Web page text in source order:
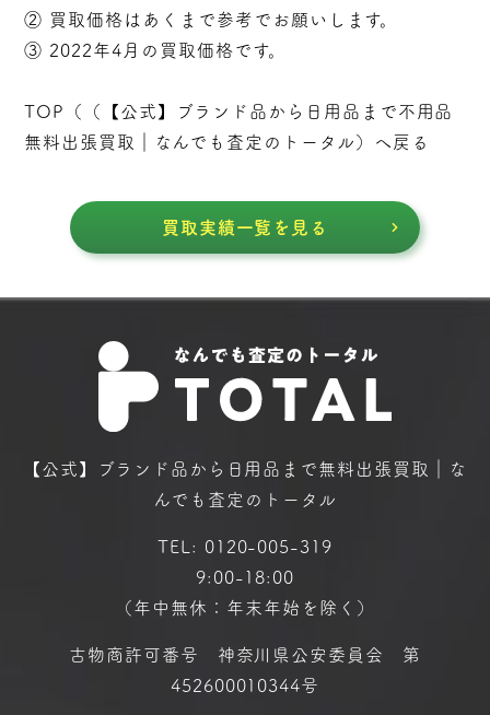
② 買取価格はあくまで参考でお願いします。
③ 2022年4月の買取価格です。
TOP（（
【公式】ブランド品から日用品まで不用品
無料出張買取｜なんでも査定のトータル ）へ戻る
買取実績一覧を見る
【公式】ブランド品から日用品まで無料出張買取｜な
んでも査定のトータル
TEL: 0120-005-319
9:00-18:00
（年中無休：年末年始を除く）
古物商許可番号 神奈川県公安委員会 第
452600010344号